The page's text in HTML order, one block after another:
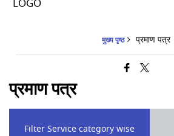
मुख्य पृष्ठ प्रमाण पत्र
प्रमाण पत्र
Filter Service category wise